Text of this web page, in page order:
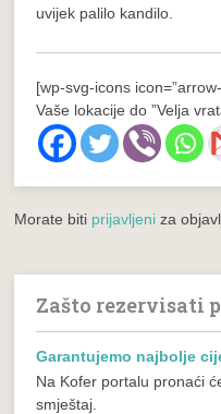
uvijek palilo kandilo.
[wp-svg-icons
Vaše lokacije do ”Velja
Morate biti prijavljeni za
Zašto rezervisati
Garantujemo najbolje
Na Kofer portalu pronaći
smještaj.